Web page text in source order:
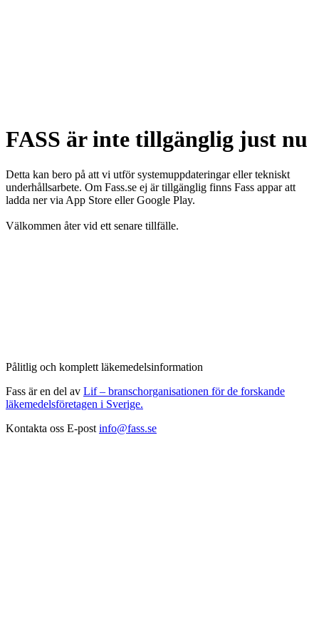
FASS är inte tillgänglig just nu
Detta kan bero på att vi utför systemuppdateringar eller tekniskt
underhållsarbete. Om Fass.se ej är tillgänglig finns Fass appar att
ladda ner via App Store eller Google Play.
Välkommen åter vid ett senare tillfälle.
Pålitlig och komplett läkemedelsinformation
Fass är en del av Lif – branschorganisationen för de forskande
läkemedelsföretagen i Sverige.
Kontakta oss E-post info@fass.se